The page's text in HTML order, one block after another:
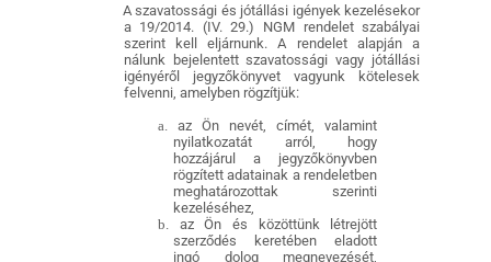
A szavatossági és jótállási igények kezelésekor
a 19/2014. (IV. 29.) NGM rendelet szabályai
szerint kell eljárnunk. A rendelet alapján a
nálunk bejelentett szavatossági vagy jótállási
igényéről jegyzőkönyvet vagyunk kötelesek
felvenni, amelyben rögzítjük:
a.az Ön nevét, címét, valamint
nyilatkozatát arról, hogy
hozzájárul a jegyzőkönyvben
rögzített adatainak a rendeletben
meghatározottak szerinti
kezeléséhez,
b. az Ön és közöttünk létrejött
szerződés keretében eladott
ingó dolog megnevezését,